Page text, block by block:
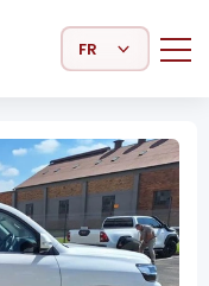
Select Language